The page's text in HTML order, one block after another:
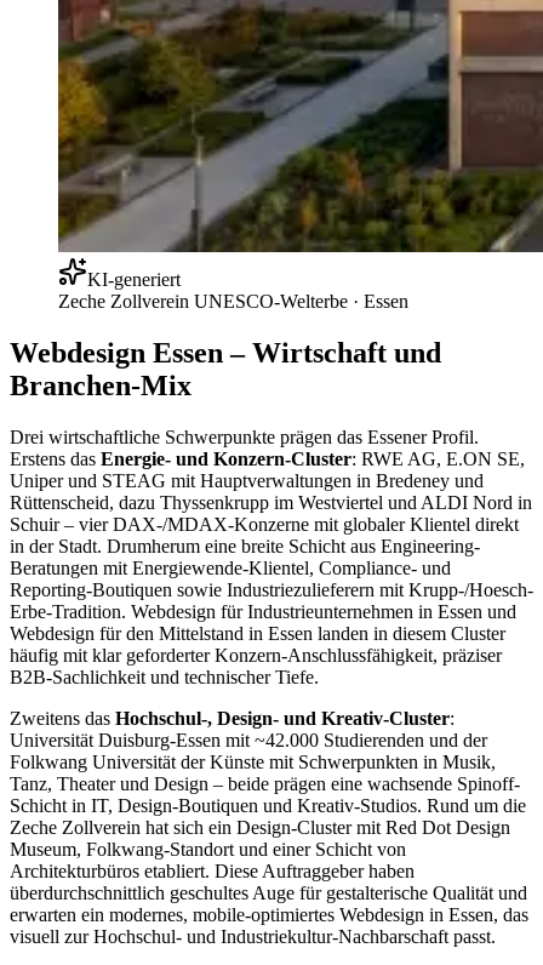
KI-generiert
Zeche Zollverein UNESCO-Welterbe · Essen
Webdesign Essen – Wirtschaft und
Branchen-Mix
Drei wirtschaftliche Schwerpunkte prägen das Essener Profil.
Erstens das Energie- und Konzern-Cluster: RWE AG, E.ON SE,
Uniper und STEAG mit Hauptverwaltungen in Bredeney und
Rüttenscheid, dazu Thyssenkrupp im Westviertel und ALDI Nord in
Schuir – vier DAX-/MDAX-Konzerne mit globaler Klientel direkt
in der Stadt. Drumherum eine breite Schicht aus Engineering-
Beratungen mit Energiewende-Klientel, Compliance- und
Reporting-Boutiquen sowie Industriezulieferern mit Krupp-/Hoesch-
Erbe-Tradition. Webdesign für Industrieunternehmen in Essen und
Webdesign für den Mittelstand in Essen landen in diesem Cluster
häufig mit klar geforderter Konzern-Anschlussfähigkeit, präziser
B2B-Sachlichkeit und technischer Tiefe.
Zweitens das Hochschul-, Design- und Kreativ-Cluster:
Universität Duisburg-Essen mit ~42.000 Studierenden und der
Folkwang Universität der Künste mit Schwerpunkten in Musik,
Tanz, Theater und Design – beide prägen eine wachsende Spinoff-
Schicht in IT, Design-Boutiquen und Kreativ-Studios. Rund um die
Zeche Zollverein hat sich ein Design-Cluster mit Red Dot Design
Museum, Folkwang-Standort und einer Schicht von
Architekturbüros etabliert. Diese Auftraggeber haben
überdurchschnittlich geschultes Auge für gestalterische Qualität und
erwarten ein modernes, mobile-optimiertes Webdesign in Essen, das
visuell zur Hochschul- und Industriekultur-Nachbarschaft passt.